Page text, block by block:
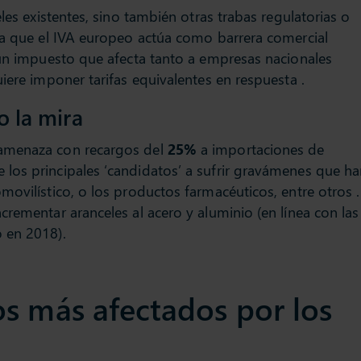
existentes, sino también otras trabas regulatorias o
que el IVA europeo actúa como barrera comercial
impuesto que afecta tanto a empresas nacionales
imponer tarifas equivalentes en respuesta .
la mira
con recargos del 25% a importaciones de
principales ‘candidatos’ a sufrir gravámenes que
o los productos farmacéuticos, entre otros .
aranceles al acero y aluminio (en línea con las
2018).
más afectados por los